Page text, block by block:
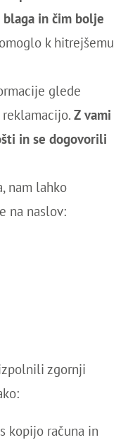
in čim bolje
k hitrejšemu
glede
Z vami
in se dogovorili
nam lahko
na naslov:
zgornji
kopijo računa in